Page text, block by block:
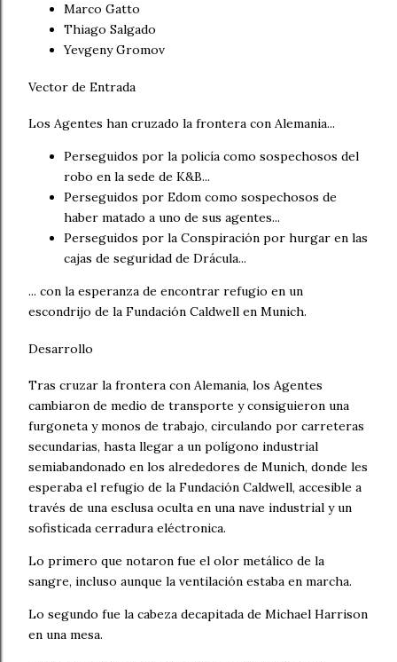
Marco Gatto
Thiago Salgado
Yevgeny Gromov
Vector de Entrada
Los Agentes han cruzado la frontera con Alemania...
Perseguidos por la policía como sospechosos del
robo en la sede de K&B...
Perseguidos por Edom como sospechosos de
haber matado a uno de sus agentes...
Perseguidos por la Conspiración por hurgar en las
cajas de seguridad de Drácula...
... con la esperanza de encontrar refugio en un
escondrijo de la Fundación Caldwell en Munich.
Desarrollo
Tras cruzar la frontera con Alemania, los Agentes
cambiaron de medio de transporte y consiguieron una
furgoneta y monos de trabajo, circulando por carreteras
secundarias, hasta llegar a un polígono industrial
semiabandonado en los alrededores de Munich, donde les
esperaba el refugio de la Fundación Caldwell, accesible a
través de una esclusa oculta en una nave industrial y un
sofisticada cerradura eléctronica.
Lo primero que notaron fue el olor metálico de la
sangre, incluso aunque la ventilación estaba en marcha.
Lo segundo fue la cabeza decapitada de Michael Harrison
en una mesa.